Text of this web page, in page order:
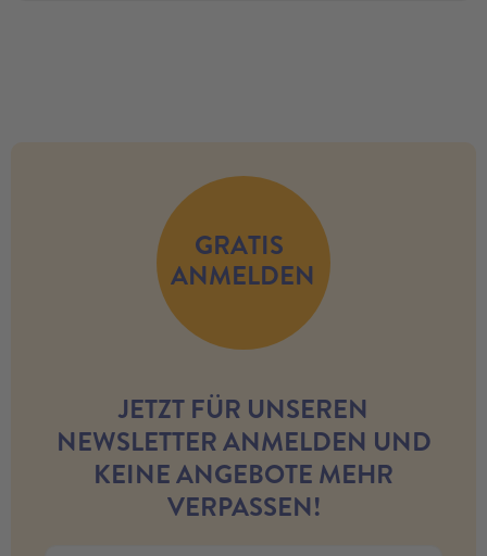
GRATIS
ANMELDEN
JETZT FÜR UNSEREN
NEWSLETTER ANMELDEN UND
KEINE ANGEBOTE MEHR
VERPASSEN!